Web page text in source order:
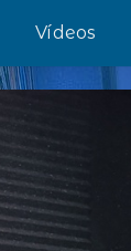
Vídeos